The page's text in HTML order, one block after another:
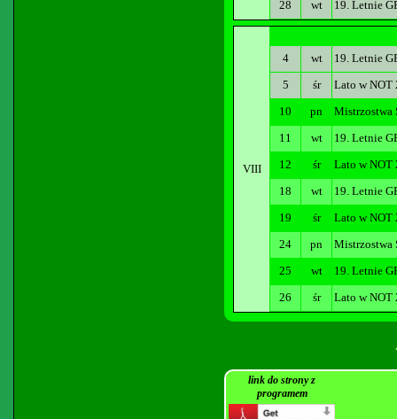
28 wt 19. Letnie
VIII
4 wt
19. Letnie
5
śr
Lato w NOT
10
pn
Mistrzostwa
11
wt
19. Letnie
12
śr
Lato w NOT
18
wt
19. Letnie
19
śr
Lato w NOT
24
pn
Mistrzostwa
25
wt
19. Letnie
26
śr Lato w NOT
link do strony z
programem